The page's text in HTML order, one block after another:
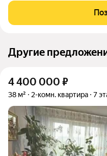
Подходит как для жизни ,
ПОСУТОЧНО. -B кваpтирe
Другие
4 400 000 ₽
38 м² 2-комн. квартира 7